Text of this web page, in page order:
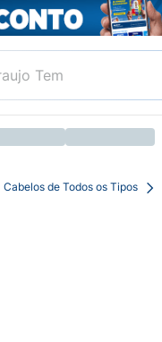
Cabelos de Todos os Tipos